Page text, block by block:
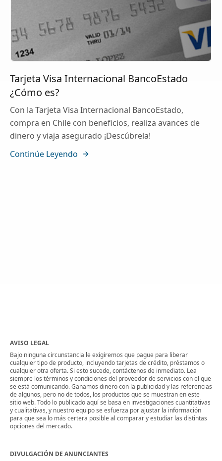
Tarjeta Visa Internacional BancoEstado
¿Cómo es?
Con la Tarjeta Visa Internacional BancoEstado,
compra en Chile con beneficios, realiza avances de
dinero y viaja asegurado ¡Descúbrela!
Continúe Leyendo
AVISO LEGAL
Bajo ninguna circunstancia le exigiremos que pague para liberar
cualquier tipo de producto, incluyendo tarjetas de crédito, préstamos o
cualquier otra oferta. Si esto sucede, contáctenos de inmediato. Lea
siempre los términos y condiciones del proveedor de servicios con el que
se está comunicando. Ganamos dinero con la publicidad y las referencias
de algunos, pero no de todos, los productos que se muestran en este
sitio web. Todo lo publicado aquí se basa en investigaciones cuantitativas
y cualitativas, y nuestro equipo se esfuerza por ajustar la información
para que sea lo más certera posible al comparar y estudiar las distintas
opciones del mercado.
DIVULGACIÓN DE ANUNCIANTES